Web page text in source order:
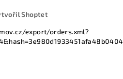
Shoptet
export/orders.xml?